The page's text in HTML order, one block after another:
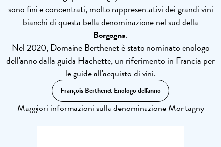
sono fini e concentrati, molto rappresentativi dei grandi vini
bianchi di questa bella denominazione nel sud della
Borgogna.
Nel 2020, Domaine Berthenet è stato nominato enologo
dell'anno dalla guida Hachette, un riferimento in Francia per
le guide all'acquisto di vini.
François Berthenet Enologo dell'anno
Maggiori informazioni sulla denominazione Montagny